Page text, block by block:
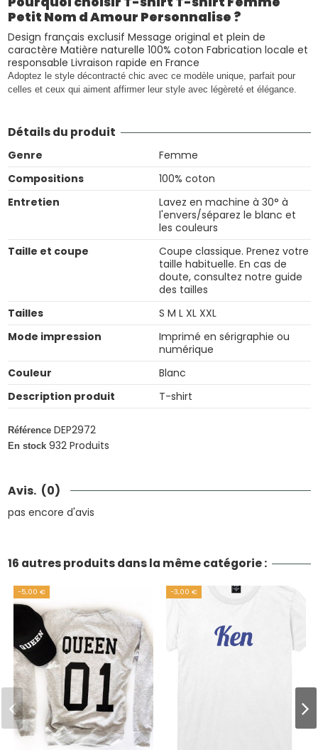
Petit Nom d Amour Personnalise ?
Design français exclusif Message original et plein de
caractère Matière naturelle 100% coton Fabrication locale et
responsable Livraison rapide en France
Adoptez le style décontracté chic avec ce modèle unique, parfait pour
celles et ceux qui aiment affirmer leur style avec légèreté et élégance.
Détails du produit
Genre
Femme
Compositions
100% coton
Entretien
Lavez en machine à 30° à
l'envers/séparez le blanc et
les couleurs
Taille et coupe
Coupe classique. Prenez votre
taille habituelle. En cas de
doute, consultez notre guide
des tailles
Tailles
S M L XL XXL
Mode impression
Imprimé en sérigraphie ou
numérique
Couleur
Blanc
Description produit
T-shirt
Référence DEP2972
En stock 932 Produits
Avis. (0)
pas encore d'avis
16 autres produits dans la même catégorie :
-5,00 € -3,00 €